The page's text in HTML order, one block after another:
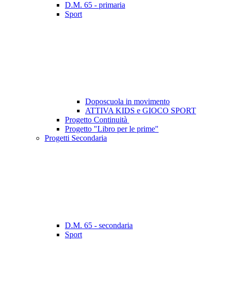
D.M. 65 - primaria
Sport
Doposcuola in movimento
ATTIVA KIDS e GIOCO SPORT
Progetto Continuità
Progetto "Libro per le prime"
Progetti Secondaria
D.M. 65 - secondaria
Sport